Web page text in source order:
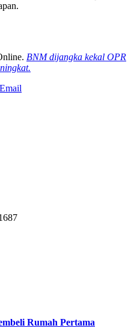
BNM dijangka kekal OPR
Email
Rumah Pertama